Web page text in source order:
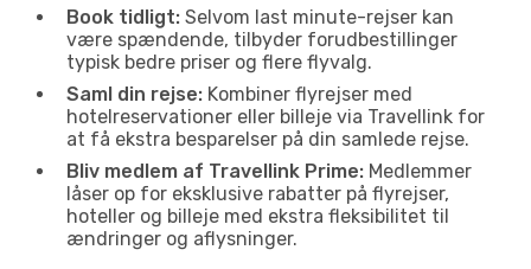
Book tidligt: Selvom last minute-rejser kan
være spændende, tilbyder forudbestillinger
typisk bedre priser og flere flyvalg.
Saml din rejse: Kombiner flyrejser med
hotelreservationer eller billeje via Travellink for
at få ekstra besparelser på din samlede rejse.
Bliv medlem af Travellink Prime: Medlemmer
låser op for eksklusive rabatter på flyrejser,
hoteller og billeje med ekstra fleksibilitet til
ændringer og aflysninger.